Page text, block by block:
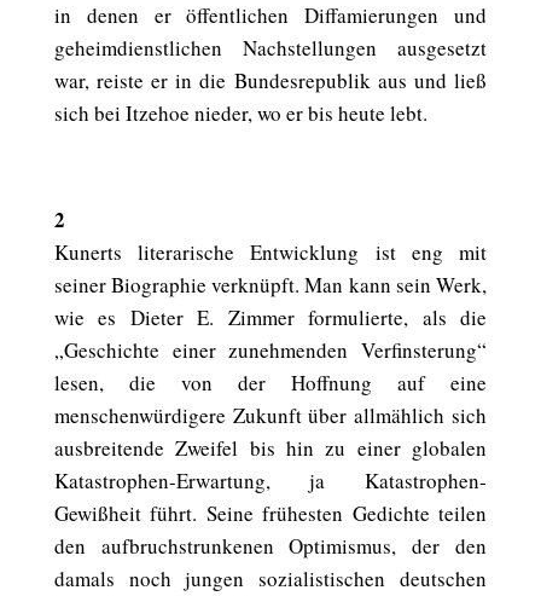
in denen er öffentlichen Diffamierungen und
geheimdienstlichen Nachstellungen ausgesetzt
war, reiste er in die Bundesrepublik aus und ließ
sich bei Itzehoe nieder, wo er bis heute lebt.
2
Kunerts literarische Entwicklung ist eng mit
seiner Biographie verknüpft. Man kann sein Werk,
wie es Dieter E. Zimmer formulierte, als die
„Geschichte einer zunehmenden Verfinsterung“
lesen, die von der Hoffnung auf eine
menschenwürdigere Zukunft über allmählich sich
ausbreitende Zweifel bis hin zu einer globalen
Katastrophen-Erwartung, ja Katastrophen-
Gewißheit führt. Seine frühesten Gedichte teilen
den aufbruchstrunkenen Optimismus, der den
damals noch jungen sozialistischen deutschen